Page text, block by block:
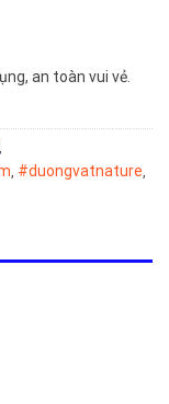
an toàn vui vẻ.
#duongvatnature